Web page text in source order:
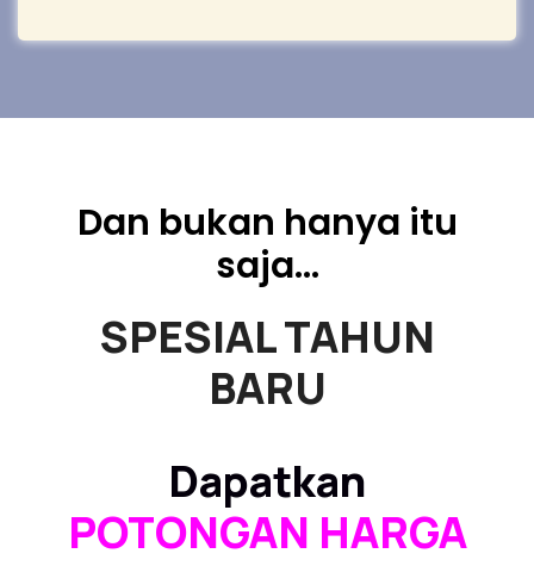
Dan bukan hanya itu
saja...
SPESIAL TAHUN
BARU
Dapatkan
POTONGAN HARGA